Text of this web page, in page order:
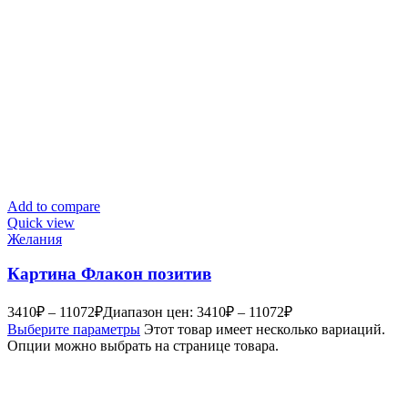
Add to compare
Quick view
Желания
Картина Флакон позитив
3410₽ – 11072₽Диапазон цен: 3410₽ – 11072₽
Выберите параметры Этот товар имеет несколько вариаций.
Опции можно выбрать на странице товара.